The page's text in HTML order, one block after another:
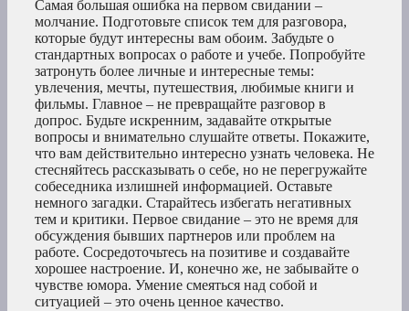
Самая большая ошибка на первом свидании –
молчание. Подготовьте список тем для разговора,
которые будут интересны вам обоим. Забудьте о
стандартных вопросах о работе и учебе. Попробуйте
затронуть более личные и интересные темы:
увлечения, мечты, путешествия, любимые книги и
фильмы. Главное – не превращайте разговор в
допрос. Будьте искренним, задавайте открытые
вопросы и внимательно слушайте ответы. Покажите,
что вам действительно интересно узнать человека. Не
стесняйтесь рассказывать о себе, но не перегружайте
собеседника излишней информацией. Оставьте
немного загадки. Старайтесь избегать негативных
тем и критики. Первое свидание – это не время для
обсуждения бывших партнеров или проблем на
работе. Сосредоточьтесь на позитиве и создавайте
хорошее настроение. И, конечно же, не забывайте о
чувстве юмора. Умение смеяться над собой и
ситуацией – это очень ценное качество.